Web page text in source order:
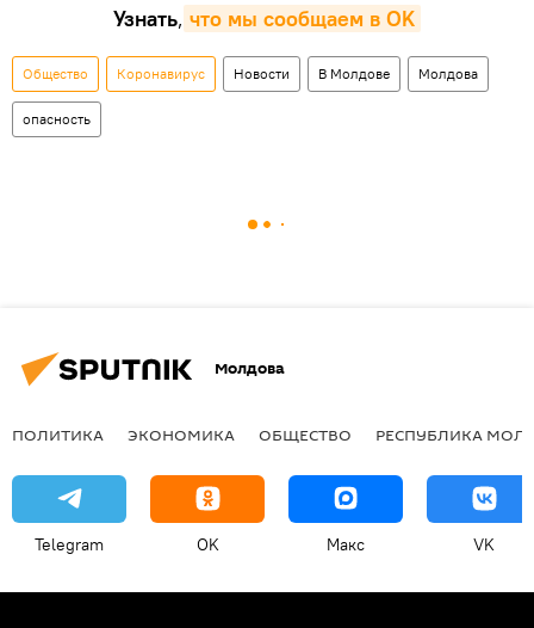
Узнать, что мы сообщаем в OK
Общество Коронавирус Новости В Молдове Молдова
опасность
Молдова
ПОЛИТИКА ЭКОНОМИКА ОБЩЕСТВО РЕСПУБЛИКА
Telegram OK Макс VK